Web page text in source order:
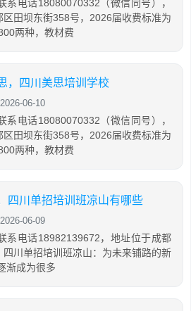
系电话18080070332（微信同号），
田坝东街358号，2026届收费标准为
两种，教材费
，四川美思培训学校
06-10
系电话18080070332（微信同号），
田坝东街358号，2026届收费标准为
两种，教材费
四川单招培训班凉山有哪些
06-09
系电话18982139672，地址位于成都
川单招培训班凉山：为未来铺路的新
渐成为很多